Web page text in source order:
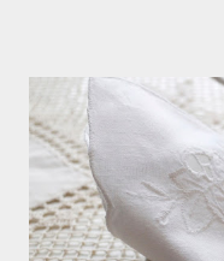
Ingredienti per 4
di pomodoro 400 g di
mio macellaio Ciro il
cipolla (ramata) olio
Romano a pezzettini